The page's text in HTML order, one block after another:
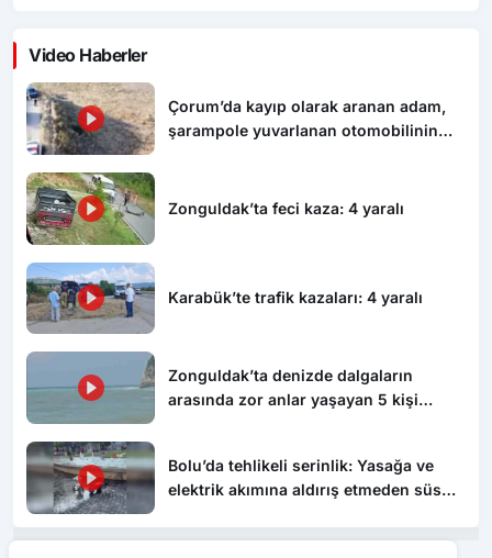
Video Haberler
Çorum’da kayıp olarak aranan adam,
şarampole yuvarlanan otomobilinin
Zonguldak’ta feci kaza: 4 yaralı
Karabük’te trafik kazaları: 4 yaralı
Zonguldak’ta denizde dalgaların
arasında zor anlar yaşayan 5 kişi
Bolu’da tehlikeli serinlik: Yasağa ve
elektrik akımına aldırış etmeden süs